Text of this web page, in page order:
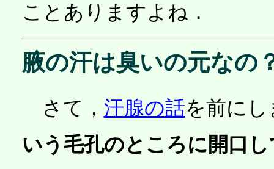
ことありますよね．
腋の汗は臭いの元なの
さて， 汗腺の話を前に
いう毛孔のところに開口